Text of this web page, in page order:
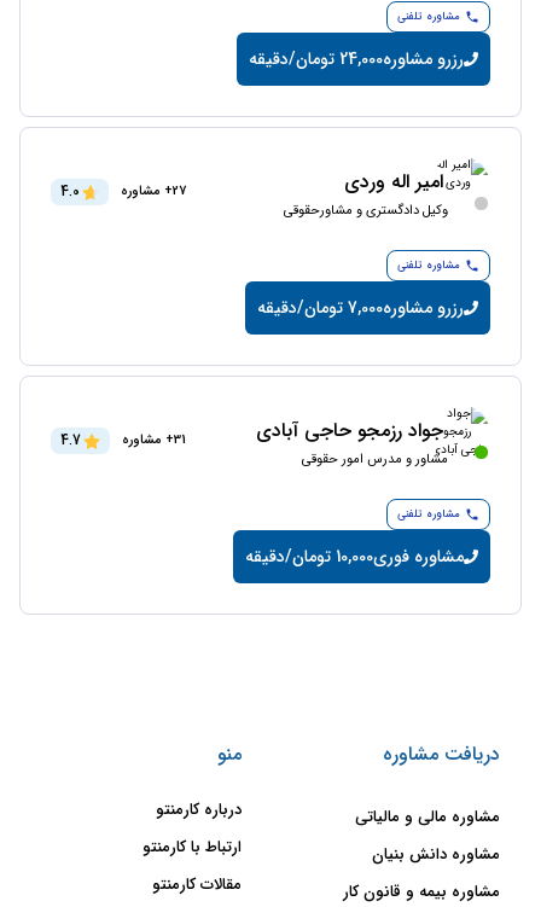
مشاوره تلفنی
رزرو مشاوره24,000 تومان/دقیقه
امیر اله وردی
وکیل دادگستری و مشاورحقوقی
27+ مشاوره 4.0
مشاوره تلفنی
رزرو مشاوره7,000 تومان/دقیقه
جواد رزمجو حاجی آبادی
مشاور و مدرس امور حقوقی
31+ مشاوره 4.7
مشاوره تلفنی
مشاوره فوری10,000 تومان/دقیقه
دریافت مشاوره
مشاوره مالی و مالیاتی
مشاوره دانش بنیان
مشاوره بیمه و قانون کار
منو
درباره کارمنتو
ارتباط با کارمنتو
مقالات کارمنتو